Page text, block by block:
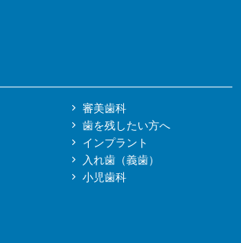
審美歯科
歯を残したい方へ
インプラント
入れ歯（義歯）
小児歯科